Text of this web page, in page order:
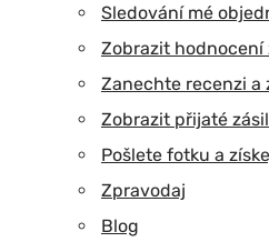
Sledování mé
Zobrazit hodnocení
Zanechte recenzi a
Zobrazit přijaté
Pošlete fotku a
Zpravodaj
Blog